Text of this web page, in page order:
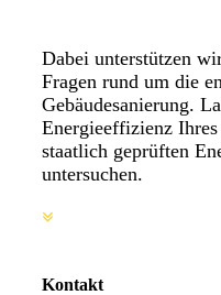
Dabei unterstützen
Fragen rund um die
Gebäudesanierung.
Energieeffizienz
staatlich geprüften
untersuchen.
Kontakt